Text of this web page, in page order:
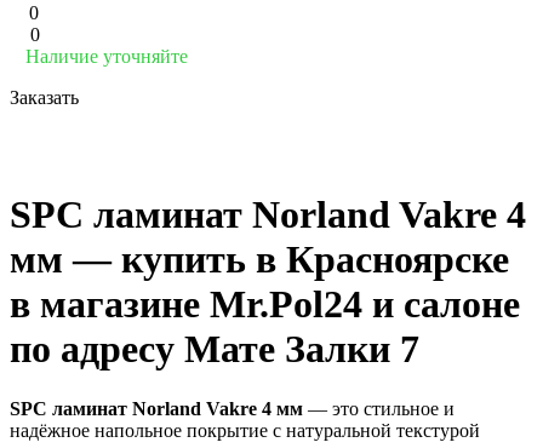
0
0
Наличие уточняйте
Заказать
SPC ламинат Norland Vakre 4
мм — купить в Красноярске
в магазине Mr.Pol24 и салоне
по адресу Мате Залки 7
SPC ламинат Norland Vakre 4 мм — это стильное и
надёжное напольное покрытие с натуральной текстурой